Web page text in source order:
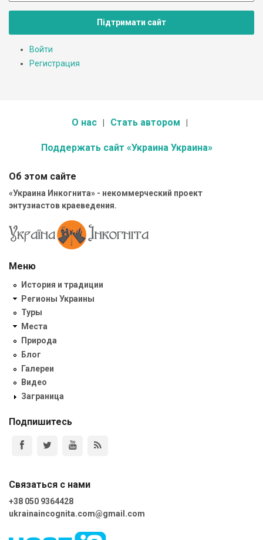
Підтримати сайт
Войти
Регистрация
О нас Стать автором
Поддержать сайт «Украина Украина»
Об этом сайте
«Украина Инкогнита» - некоммерческий проект
энтузиастов краеведения.
Меню
История и традиции
Регионы Украины
Туры
Места
Природа
Блог
Галереи
Видео
Заграница
Подпишитесь
Связаться с нами
+38 050 9364428
ukrainaincognita.com@gmail.com